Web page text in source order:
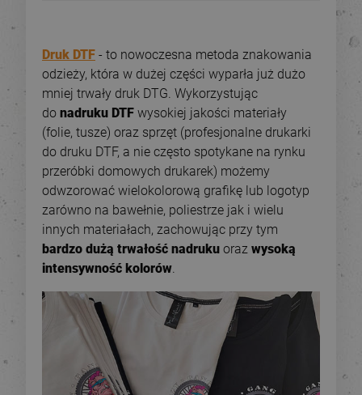
Druk DTF - to nowoczesna metoda znakowania
odzieży, która w dużej części wyparła już dużo
mniej trwały druk DTG. Wykorzystując
do nadruku DTF wysokiej jakości materiały
(folie, tusze) oraz sprzęt (profesjonalne drukarki
do druku DTF, a nie często spotykane na rynku
przeróbki domowych drukarek) możemy
odwzorować wielokolorową grafikę lub logotyp
zarówno na bawełnie, poliestrze jak i wielu
innych materiałach, zachowując przy tym
bardzo dużą trwałość nadruku oraz wysoką
intensywność kolorów.